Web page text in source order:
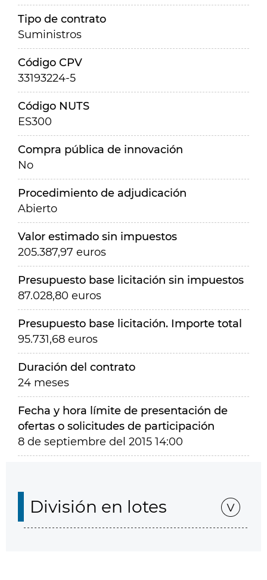
Tipo de contrato
Suministros
Código CPV
33193224-5
Código NUTS
ES300
Compra pública de innovación
No
Procedimiento de adjudicación
Abierto
Valor estimado sin impuestos
205.387,97 euros
Presupuesto base licitación sin impuestos
87.028,80 euros
Presupuesto base licitación. Importe total
95.731,68 euros
Duración del contrato
24 meses
Fecha y hora límite de presentación de
ofertas o solicitudes de participación
8 de septiembre del 2015 14:00
División en lotes